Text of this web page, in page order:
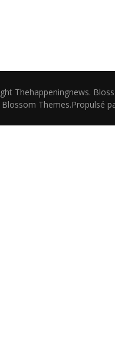
Thehappeningnews.
Blossom Themes.Propulsé